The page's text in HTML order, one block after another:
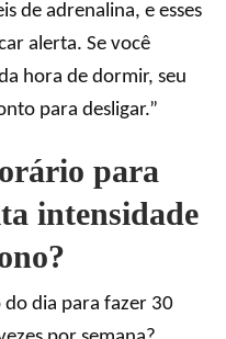
de adrenalina, e esses
alerta. Se você
hora de dormir, seu
para desligar.”
para
intensidade
dia para fazer 30